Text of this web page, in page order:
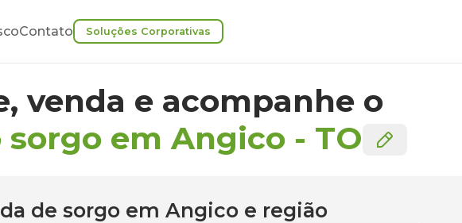
Contato Soluções Corporativas
venda e acompanhe o
sorgo em Angico - TO
de sorgo em Angico e região